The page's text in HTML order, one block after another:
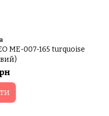
ME-007-165 turquoise